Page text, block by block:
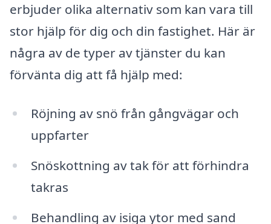
erbjuder olika alternativ som kan vara till
stor hjälp för dig och din fastighet. Här är
några av de typer av tjänster du kan
förvänta dig att få hjälp med:
Röjning av snö från gångvägar och
uppfarter
Snöskottning av tak för att förhindra
takras
Behandling av isiga ytor med sand